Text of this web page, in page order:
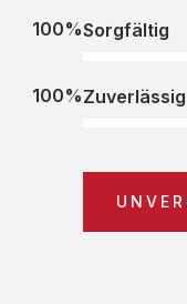
Sorgfältig
100%
Zuverlässig
100%